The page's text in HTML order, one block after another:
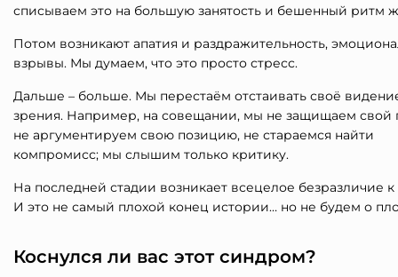
списываем это на большую занятость и бешенный ритм
Потом возникают апатия и раздражительность,
взрывы. Мы думаем, что это просто стресс.
Дальше – больше. Мы перестаём отстаивать своё
зрения. Например, на совещании, мы не защищаем свой
не аргументируем свою позицию, не стараемся найти
компромисс; мы слышим только критику.
На последней стадии возникает всецелое безразличие к
И это не самый плохой конец истории… но не будем о
Коснулся ли вас этот синдром?